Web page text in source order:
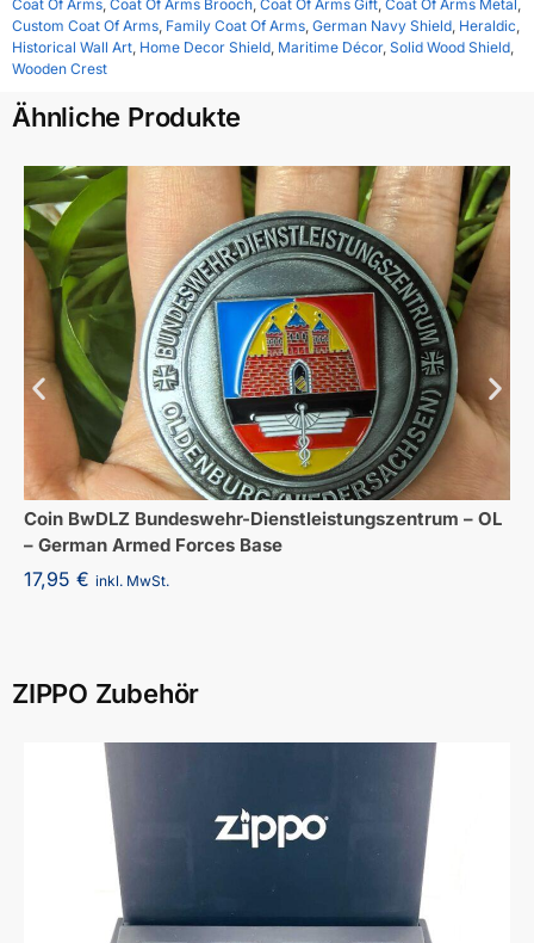
Coat Of Arms, Coat Of Arms Brooch, Coat Of Arms Gift, Coat Of Arms Metal ,
Custom Coat Of Arms, Family Coat Of Arms, German Navy Shield, Heraldic,
Historical Wall Art, Home Decor Shield, Maritime Décor, Solid Wood Shield,
Wooden Crest
Ähnliche Produkte
Coin BwDLZ Bundeswehr-Dienstleistungszentrum – OL
– German Armed Forces Base
17,95 € inkl. MwSt.
ZIPPO Zubehör